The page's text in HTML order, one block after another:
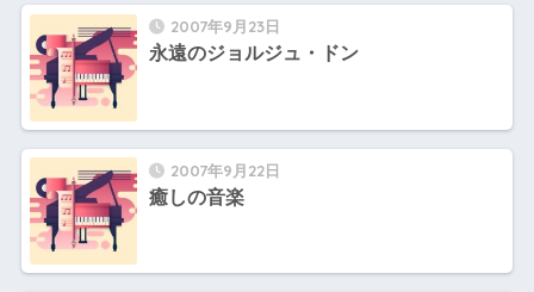
2007年9月23日
永遠のジョルジュ・ドン
2007年9月22日
癒しの音楽